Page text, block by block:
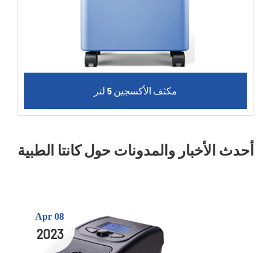
مكثف الأكسجين 5 لتر
أحدث الأخبار والمدونات حول كانتا الطبية
Apr 08
2023